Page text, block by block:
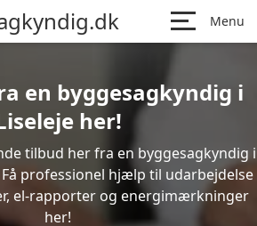
Menu
en byggesagkyndig i
her!
tilbud her fra en byggesagkyndig i
professionel hjælp til udarbejdelse
el-rapporter og energimærkninger
her!